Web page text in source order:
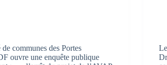
communes des Portes
ouvre une enquête publique